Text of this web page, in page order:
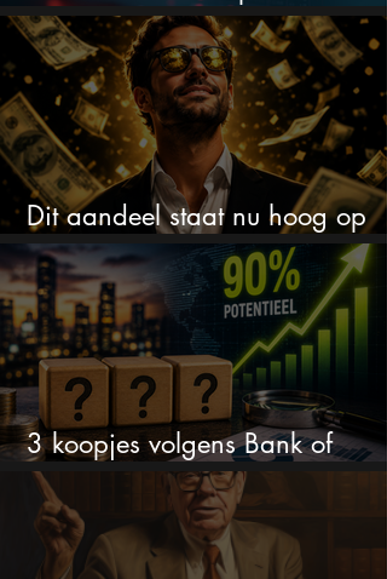
belangrijks voor de S&P 500
Dit aandeel staat nu hoog op
mijn kooplijst
3 koopjes volgens Bank of
America: tot 90%